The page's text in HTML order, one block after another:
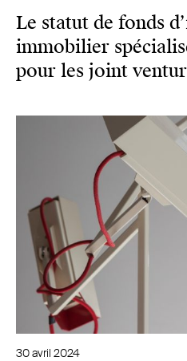
Le statut de fonds
immobilier
pour les joint
30 avril 2024